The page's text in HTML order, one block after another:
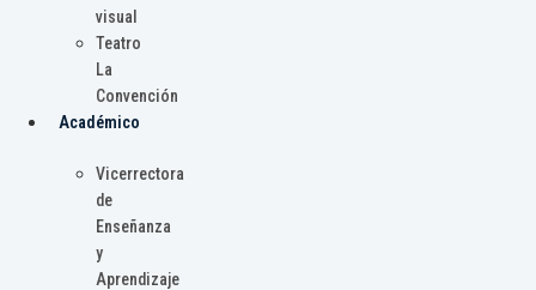
visual
Teatro
La
Convención
Académico
Vicerrectora
de
Enseñanza
y
Aprendizaje